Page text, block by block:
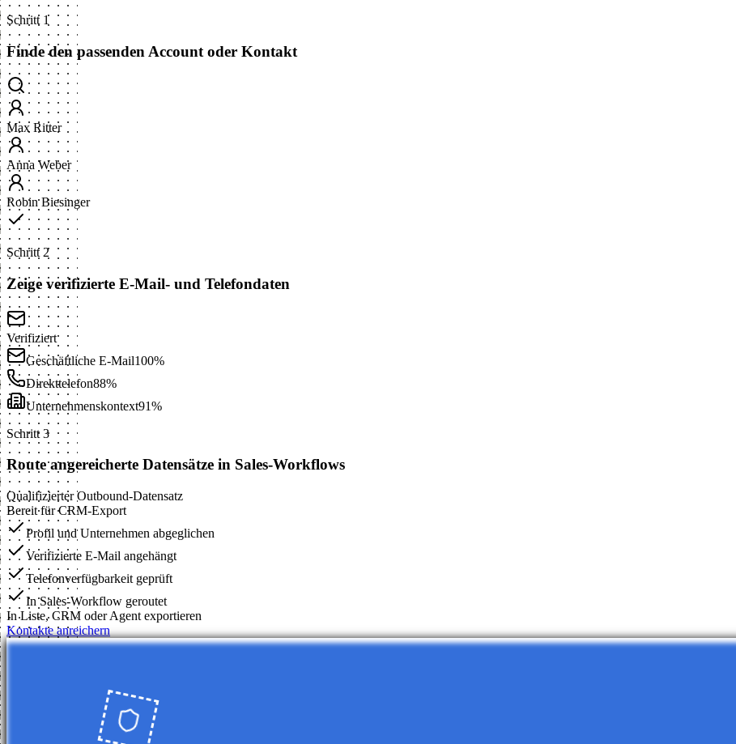
Schritt 1
Finde den passenden Account oder Kontakt
Max Ritter
Anna Weber
Robin Biesinger
Schritt 2
Zeige verifizierte E-Mail- und Telefondaten
Verifiziert
Geschäftliche E-Mail100%
Direkttelefon88%
Unternehmenskontext91%
Schritt 3
Route angereicherte Datensätze in Sales-Workflows
Qualifizierter Outbound-Datensatz
Bereit für CRM-Export
Profil und Unternehmen abgeglichen
Verifizierte E-Mail angehängt
Telefonverfügbarkeit geprüft
In Sales-Workflow geroutet
In Liste, CRM oder Agent exportieren
Kontakte anreichern